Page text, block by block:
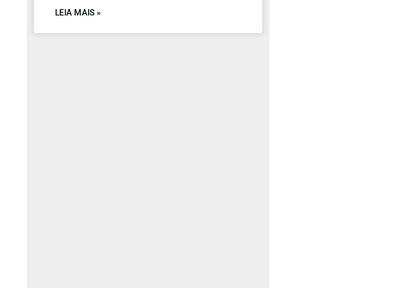
LEIA MAIS »